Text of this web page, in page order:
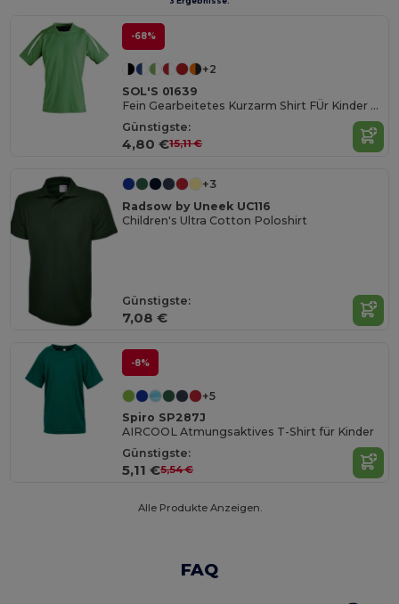
-68%
+2
SOL'S 01639
Fein Gearbeitetes Kurzarm Shirt FÜr Kinder Maracana
Günstigste:
4,80 €15,11 €
+3
Radsow by Uneek UC116
Children's Ultra Cotton Poloshirt
Günstigste:
7,08 €
-8%
+5
Spiro SP287J
AIRCOOL Atmungsaktives T-Shirt für Kinder
Günstigste:
5,11 €5,54 €
Alle Produkte Anzeigen.
FAQ